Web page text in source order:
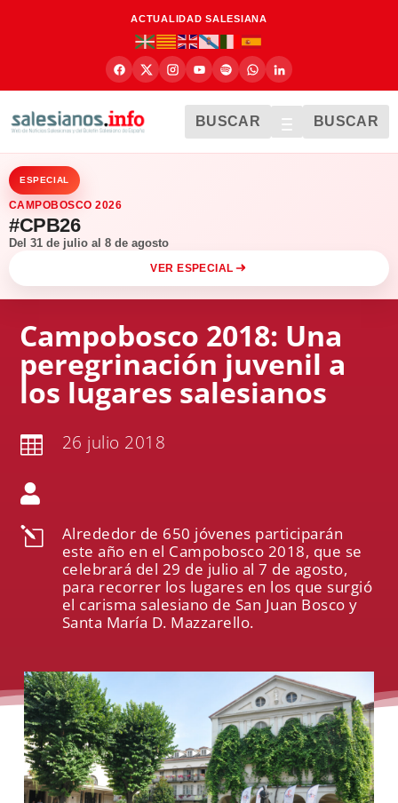
ACTUALIDAD SALESIANA
BUSCAR BUSCAR
ESPECIAL
CAMPOBOSCO 2026
#CPB26
Del 31 de julio al 8 de agosto
VER ESPECIAL
Campobosco 2018: Una
peregrinación juvenil a
los lugares salesianos
 26 julio 2018

l
Alrededor de 650 jóvenes participarán
este año en el Campobosco 2018, que se
celebrará del 29 de julio al 7 de agosto,
para recorrer los lugares en los que surgió
el carisma salesiano de San Juan Bosco y
Santa María D. Mazzarello.